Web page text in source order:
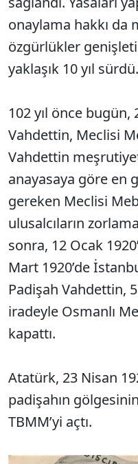
onaylama hakkı da
özgürlükler
yaklaşık 10 yıl sürdü.
102 yıl önce bugün,
Vahdettin, Meclisi
Vahdettin
anayasaya göre en
gereken Meclisi
ulusalcıların
sonra, 12 Ocak
Mart 1920’de
Padişah Vahdettin,
iradeyle Osmanlı
kapattı.
Atatürk, 23 Nisan
padişahın
TBMM’yi açtı.